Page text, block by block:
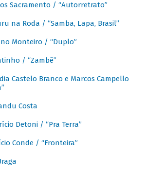
Sacramento / “Autorretrato”
na Roda / “Samba, Lapa, Brasil”
Monteiro / “Duplo”
/ “Zambê”
Castelo Branco e Marcos Campello
Costa
Detoni / “Pra Terra”
Conde / “Fronteira”